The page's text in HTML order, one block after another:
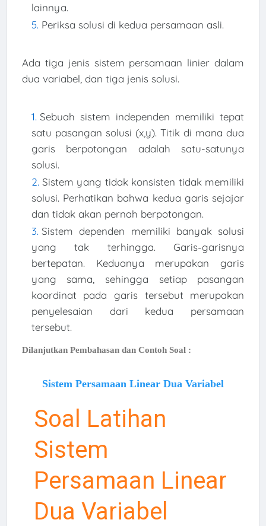
lainnya.
Periksa solusi di kedua persamaan asli.
Ada tiga jenis sistem persamaan linier dalam
dua variabel, dan tiga jenis solusi.
Sebuah sistem independen memiliki tepat
satu pasangan solusi (x,y). Titik di mana dua
garis berpotongan adalah satu-satunya
solusi.
Sistem yang tidak konsisten tidak memiliki
solusi. Perhatikan bahwa kedua garis sejajar
dan tidak akan pernah berpotongan.
Sistem dependen memiliki banyak solusi
yang tak terhingga. Garis-garisnya
bertepatan. Keduanya merupakan garis
yang sama, sehingga setiap pasangan
koordinat pada garis tersebut merupakan
penyelesaian dari kedua persamaan
tersebut.
Dilanjutkan Pembahasan dan Contoh Soal :
Sistem Persamaan Linear Dua Variabel
Soal Latihan
Sistem
Persamaan Linear
Dua Variabel